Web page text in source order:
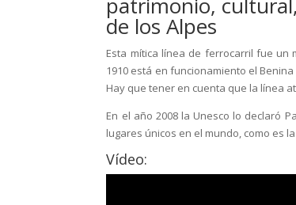
de los Alpes
Esta mítica línea de ferrocarril fue
1910 está en funcionamiento el
Hay que tener en cuenta que la línea
En el año 2008 la Unesco lo declaró
lugares únicos en el mundo, como es
Vídeo: